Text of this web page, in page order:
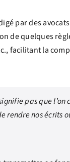
par des
de quelques
facilitant la
pas que
rendre nos écrits